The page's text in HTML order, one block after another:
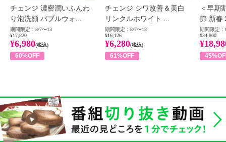
チェンジ 濃密潤いふんわ
り泡洗顔 バブルウォ...
期間限定：8/7〜13
¥17,820
¥6,980(税込)
60%OFF
チェンジ シワ改善＆美白
リンクルホワイト ...
期間限定：8/7〜13
¥16,126
¥6,280(税込)
61%OFF
＜早期
節 新春
期間限定：
¥34,800